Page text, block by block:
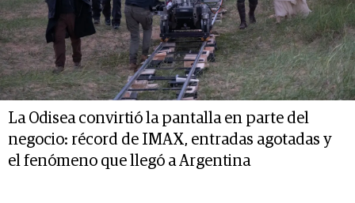
La Odisea convirtió la pantalla en parte del
negocio: récord de IMAX, entradas agotadas y
el fenómeno que llegó a Argentina